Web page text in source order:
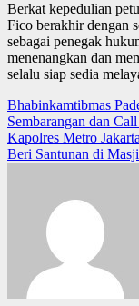
Berkat kepedulian
Fico berakhir dengan
sebagai penegak
menenangkan dan
selalu siap sedia
Post
navigation
Bhabinkamtibmas
Sembarangan dan
Kapolres Metro
Beri Santunan di